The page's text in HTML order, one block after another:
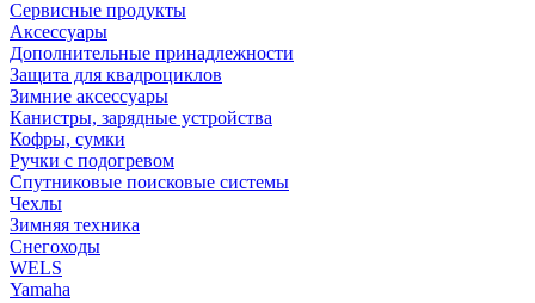
Сервисные продукты
Аксессуары
Дополнительные принадлежности
Защита для квадроциклов
Зимние аксессуары
Канистры, зарядные устройства
Кофры, сумки
Ручки с подогревом
Спутниковые поисковые системы
Чехлы
Зимняя техника
Снегоходы
WELS
Yamaha